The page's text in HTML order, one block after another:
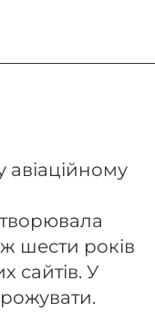
авіаційному
шести років
сайтів. У